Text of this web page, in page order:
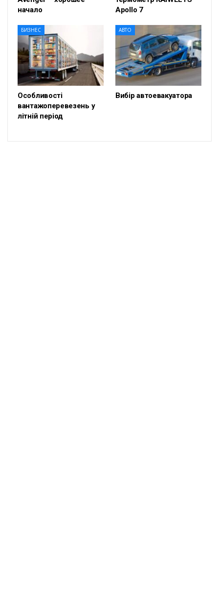
начало
Apollo 7
БИЗНЕС
Особливості
вантажоперевезень у
літній період
АВТО
Вибір автоевакуатора